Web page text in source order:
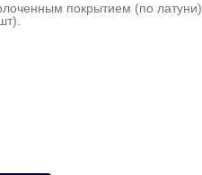
покрытием (по латуни).